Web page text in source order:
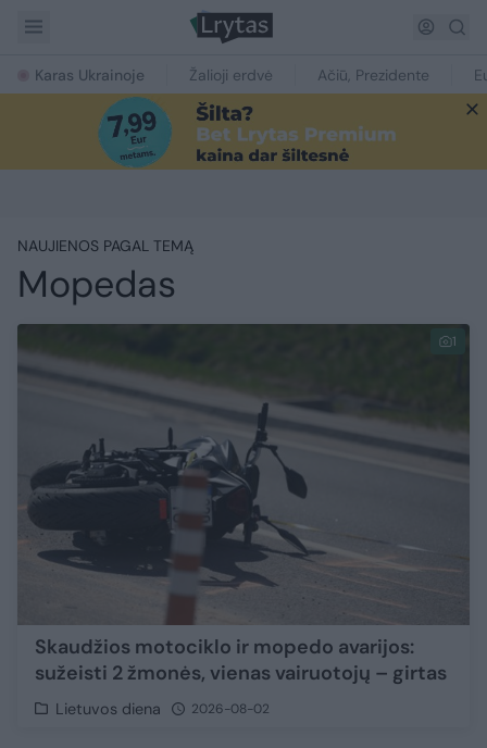
Karas Ukrainoje Žalioji erdvė Ačiū, Prezidente
NAUJIENOS PAGAL TEMĄ
Mopedas
1
Skaudžios motociklo ir mopedo avarijos:
sužeisti 2 žmonės, vienas vairuotojų – girtas
Lietuvos diena 2026-08-02